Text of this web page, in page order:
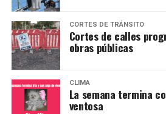
CORTES DE TRÁNSITO
Cortes de calles
obras públicas
CLIMA
La semana termina
ventosa